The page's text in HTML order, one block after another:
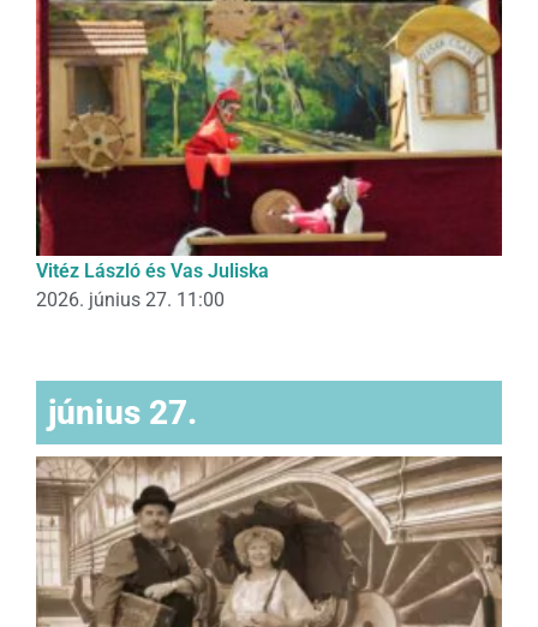
Vitéz László és Vas Juliska
2026. június 27. 11:00
június 27.